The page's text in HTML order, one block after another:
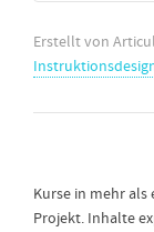
Erstellt von
Kurse in mehr als
Projekt. Inhalte